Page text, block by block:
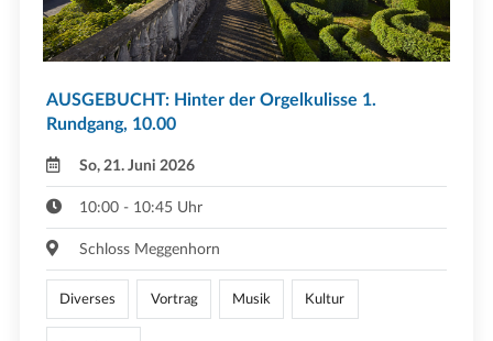
AUSGEBUCHT: Hinter der Orgelkulisse 1.
Rundgang, 10.00
So, 21. Juni 2026
10:00 - 10:45 Uhr
Schloss Meggenhorn
Diverses Vortrag Musik Kultur